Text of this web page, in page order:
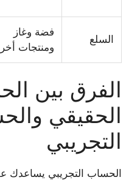
السلع
فضة وغاز
ومنتجات
الفرق بين
الحقيقي
التجريبي
الحساب التجريبي يساعدك